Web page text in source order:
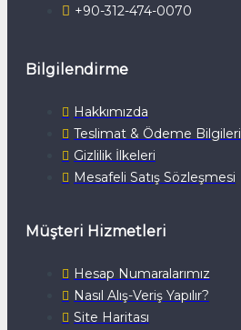
+90-312-474-0070
Bilgilendirme
Hakkımızda
Teslimat & Ödeme Bilgileri
Gizlilik İlkeleri
Mesafeli Satış Sözleşmesi
Müşteri Hizmetleri
Hesap Numaralarımız
Nasıl Alış-Veriş Yapılır?
Site Haritası